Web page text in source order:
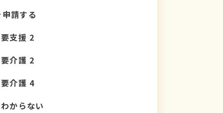
請する
要支援 2
要介護 2
要介護 4
わからない